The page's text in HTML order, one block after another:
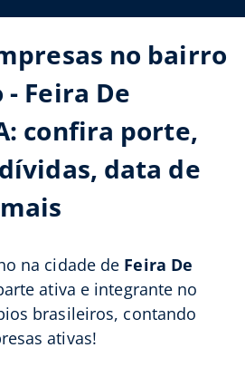
no bairro
Feira De
confira porte,
data de
na cidade de Feira De
ativa e integrante no
brasileiros, contando
ativas!